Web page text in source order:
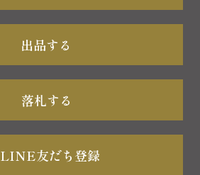
出品する
落札する
LINE友だち登録